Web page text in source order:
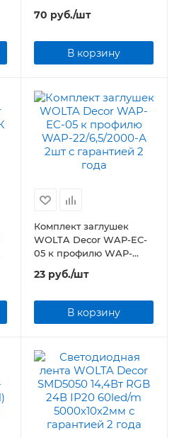
2000х22х6,5мм
анодированный
70 руб./шт
В корзину
Комплект заглушек
WOLTA Decor WAP-EC-
05 к профилю WAP-
22/6,5/2000-А 2шт
23руб./шт
В корзину